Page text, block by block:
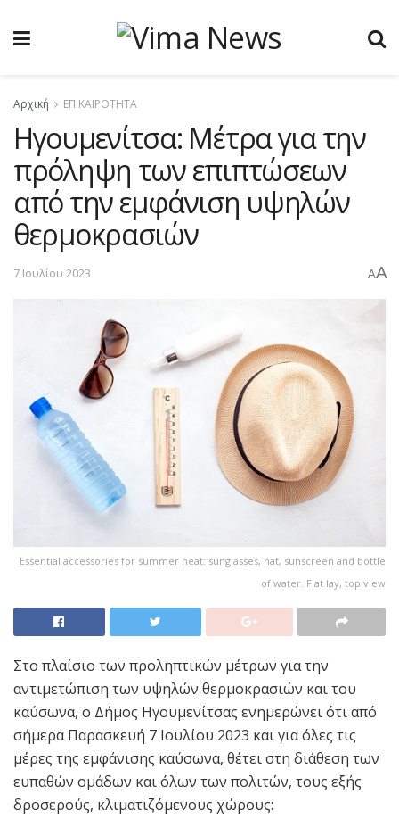
Αρχική ΕΠΙΚΑΙΡΟΤΗΤΑ
Hγουμενίτσα: Μέτρα για την
πρόληψη των επιπτώσεων
από την εμφάνιση υψηλών
θερμοκρασιών
7 Ιουλίου 2023 AA
Essential accessories for summer heat: sunglasses, hat, sunscreen and bottle
of water. Flat lay, top view
Στο πλαίσιο των προληπτικών μέτρων για την
αντιμετώπιση των υψηλών θερμοκρασιών και του
καύσωνα, ο Δήμος Ηγουμενίτσας ενημερώνει ότι από
σήμερα Παρασκευή 7 Ιουλίου 2023 και για όλες τις
μέρες της εμφάνισης καύσωνα, θέτει στη διάθεση των
ευπαθών ομάδων και όλων των πολιτών, τους εξής
δροσερούς, κλιματιζόμενους χώρους: